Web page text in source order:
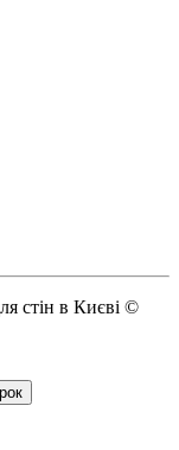
стін в Києві ©